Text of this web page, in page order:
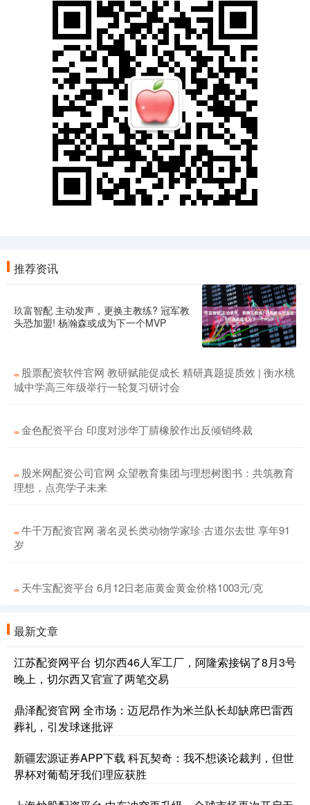
推荐资讯
玖富智配 主动发声，更换主教练? 冠军教
头恐加盟! 杨瀚森或成为下一个MVP
股票配资软件官网 教研赋能促成长 精研真题提质效 | 衡水桃
城中学高三年级举行一轮复习研讨会
金色配资平台 印度对涉华丁腈橡胶作出反倾销终裁
股米网配资公司官网 众望教育集团与理想树图书：共筑教育
理想，点亮学子未来
牛千万配资官网 著名灵长类动物学家珍·古道尔去世 享年91
岁
天牛宝配资平台 6月12日老庙黄金黄金价格1003元/克
最新文章
江苏配资网平台 切尔西46人军工厂，阿隆索接锅了8月3号
晚上，切尔西又官宣了两笔交易
鼎泽配资官网 全市场：迈尼昂作为米兰队长却缺席巴雷西
葬礼，引发球迷批评
新疆宏源证券APP下载 科瓦契奇：我不想谈论裁判，但世
界杯对葡萄牙我们理应获胜